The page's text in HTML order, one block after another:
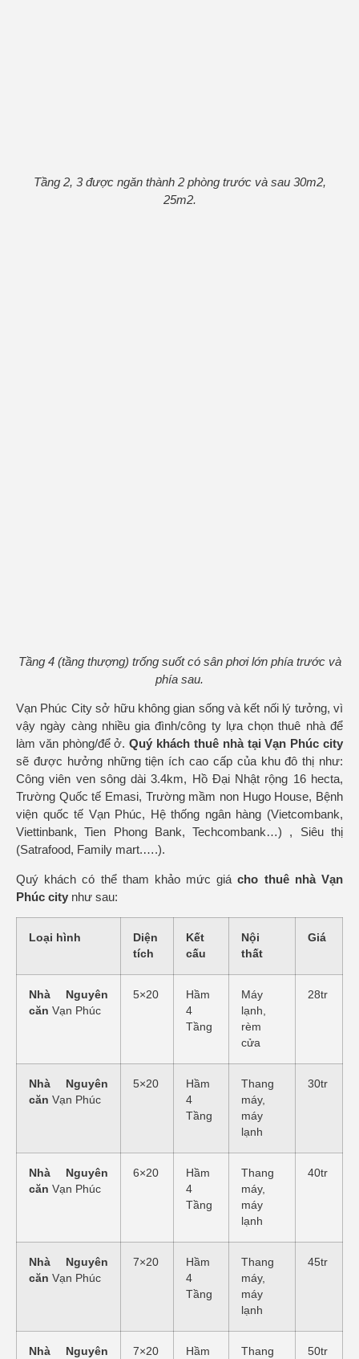
Tầng 2, 3 được ngăn thành 2 phòng trước và sau 30m2,
25m2.
Tầng 4 (tầng thượng) trống suốt có sân phơi lớn phía trước và
phía sau.
Vạn Phúc City sở hữu không gian sống và kết nối lý tưởng, vì
vậy ngày càng nhiều gia đình/công ty lựa chọn thuê nhà để
làm văn phòng/để ở.Quý khách thuê nhà tại Vạn Phúc city
sẽ được hưởng những tiện ích cao cấp của khu đô thị như:
Công viên ven sông dài 3.4km, Hồ Đại Nhật rộng 16 hecta,
Trường Quốc tế Emasi, Trường mầm non Hugo House, Bệnh
viện quốc tế Vạn Phúc, Hệ thống ngân hàng (Vietcombank,
Viettinbank, Tien Phong Bank, Techcombank…) , Siêu thị
(Satrafood, Family mart.….).
Quý khách có thể tham khảo mức giácho thuê nhà Vạn
Phúc city như sau:
Loại hình
Diện
tích
Kết
cấu
Nội
thất
Giá
Nhà Nguyên
căn Vạn Phúc
5×20
Hầm
4
Tầng
Máy
lạnh,
rèm
cửa
28tr
Nhà Nguyên
căn Vạn Phúc
5×20
Hầm
4
Tầng
Thang
máy,
máy
lạnh
30tr
Nhà Nguyên
căn Vạn Phúc
6×20
Hầm
4
Tầng
Thang
máy,
máy
lạnh
40tr
Nhà Nguyên
căn Vạn Phúc
7×20
Hầm
4
Tầng
Thang
máy,
máy
lạnh
45tr
Nhà Nguyên
7×20
Hầm
Thang
50tr